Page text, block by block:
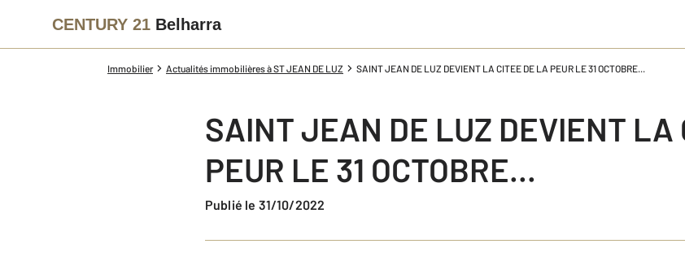
CENTURY 21 Belharra
Immobilier Actualités immobilières à ST JEAN DE LUZ SAINT JEAN DE LUZ DEVIENT LA CITEE DE LA PEUR LE 31 OCTOBRE...
SAINT JEAN DE LUZ DEVIENT LA
PEUR LE 31 OCTOBRE...
Publié le 31/10/2022